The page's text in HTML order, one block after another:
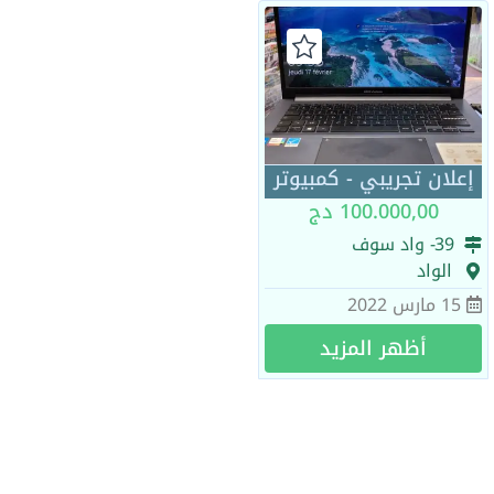
إعلان تجريبي - كمبيوتر
100.000,00 دج
39- واد سوف
الواد
15 مارس 2022
أظهر المزيد